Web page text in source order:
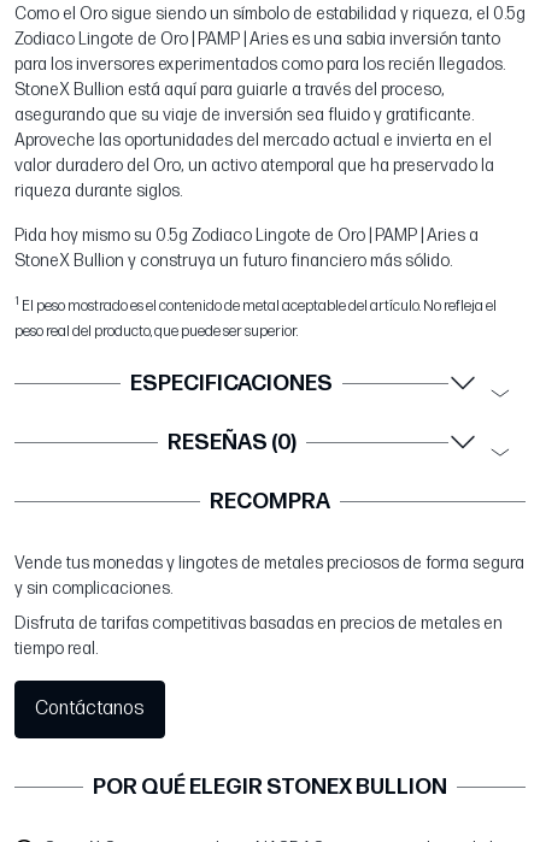
Como el Oro sigue siendo un símbolo de estabilidad y riqueza, el 0.5g
Zodiaco Lingote de Oro | PAMP | Aries es una sabia inversión tanto
para los inversores experimentados como para los recién llegados.
StoneX Bullion está aquí para guiarle a través del proceso,
asegurando que su viaje de inversión sea fluido y gratificante.
Aproveche las oportunidades del mercado actual e invierta en el
valor duradero del Oro, un activo atemporal que ha preservado la
riqueza durante siglos.
Pida hoy mismo su 0.5g Zodiaco Lingote de Oro | PAMP | Aries a
StoneX Bullion y construya un futuro financiero más sólido.
1 El peso mostrado es el contenido de metal aceptable del artículo. No refleja el
peso real del producto, que puede ser superior.
ESPECIFICACIONES
RESEÑAS (0)
RECOMPRA
Vende tus monedas y lingotes de metales preciosos de forma segura
y sin complicaciones.
Disfruta de tarifas competitivas basadas en precios de metales en
tiempo real.
Contáctanos
POR QUÉ ELEGIR STONEX BULLION